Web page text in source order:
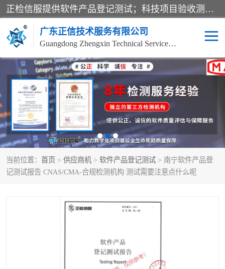
正检信服提供软件产品登记测试；科技项目验收测试；产品确认测试；功能测试；性能测试；安全测试；代码审计测试；漏洞扫描测试；渗透测试；风险评估测试；信息安全等级保护测评；双软认定；实验室建设质量体系建设；软件着作权、软件评测等服务。
广东正信技术服务有限公司
Guangdong Zhengxin Technical Service Co., Ltd
当前位置： 首页 > 供应商机 > 软件产品登记测试 > 南宁软件产品登
记测试报告 CNAS/CMA-合规检测机构 测试需要注意点什么呢
电子政务验收测评 数字信息化验收测评
应用软件系统测试 信息系统漏洞扫描
科技成果鉴定测试 软件产品登记测试
信息安全风险评估 系统性能效率测试